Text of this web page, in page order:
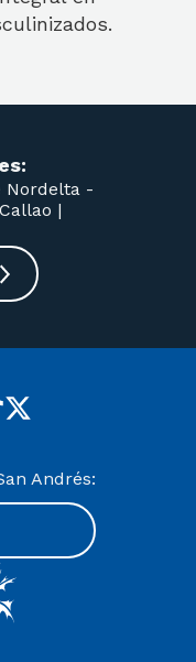
Nordelta -
|
Andrés: